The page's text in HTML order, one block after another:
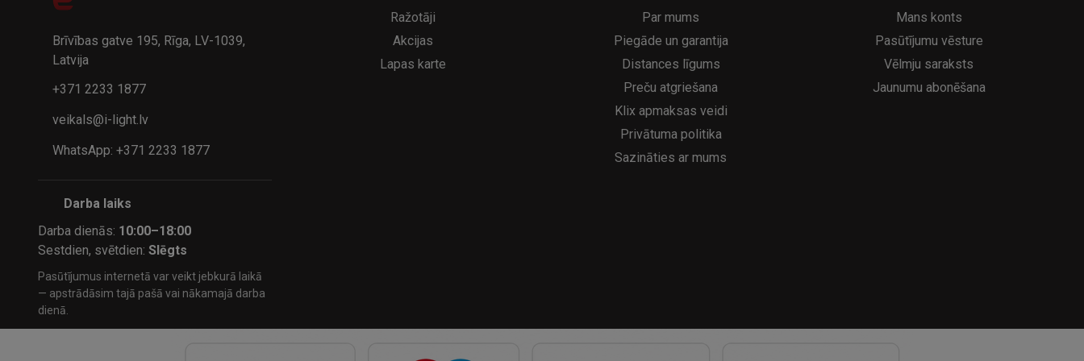
32.95€
29.95€ 21.95€ 8.95€
Brīvības gatve 195, Rīga, LV-1039,
Latvija
+371 2233 1877
veikals@i-light.lv
WhatsApp: +371 2233 1877
Darba laiks
Darba dienās: 10:00–18:00
Sestdien, svētdien:Slēgts
Pasūtījumus internetā var veikt jebkurā laikā
— apstrādāsim tajā pašā vai nākamajā darba
dienā.
Ražotāji
Akcijas
Lapas karte
Par mums
Piegāde un garantija
Distances līgums
Preču atgriešana
Klix apmaksas veidi
Privātuma politika
Sazināties ar mums
Mans konts
Pasūtījumu vēsture
Vēlmju saraksts
Jaunumu abonēšana